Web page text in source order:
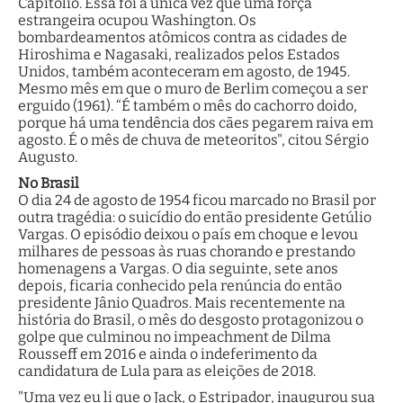
estrangeira ocupou Washington. Os
bombardeamentos atômicos contra as cidades de
Hiroshima e Nagasaki, realizados pelos Estados
Unidos, também aconteceram em agosto, de 1945.
Mesmo mês em que o muro de Berlim começou a ser
erguido (1961). “É também o mês do cachorro doido,
porque há uma tendência dos cães pegarem raiva em
agosto. É o mês de chuva de meteoritos", citou Sérgio
Augusto.
No Brasil
O dia 24 de agosto de 1954 ficou marcado no Brasil por
outra tragédia: o suicídio do então presidente Getúlio
Vargas. O episódio deixou o país em choque e levou
milhares de pessoas às ruas chorando e prestando
homenagens a Vargas. O dia seguinte, sete anos
depois, ficaria conhecido pela renúncia do então
presidente Jânio Quadros. Mais recentemente na
história do Brasil, o mês do desgosto protagonizou o
golpe que culminou no impeachment de Dilma
Rousseff em 2016 e ainda o indeferimento da
candidatura de Lula para as eleições de 2018.
"Uma vez eu li que o Jack, o Estripador, inaugurou sua